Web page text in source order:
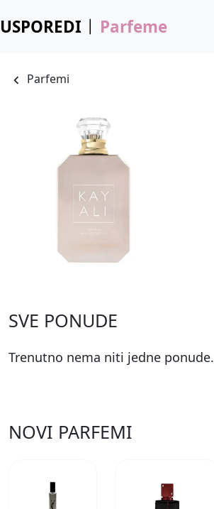
USPOREDI Parfeme
Parfemi
SVE PONUDE
Trenutno nema niti jedne ponude.
NOVI PARFEMI